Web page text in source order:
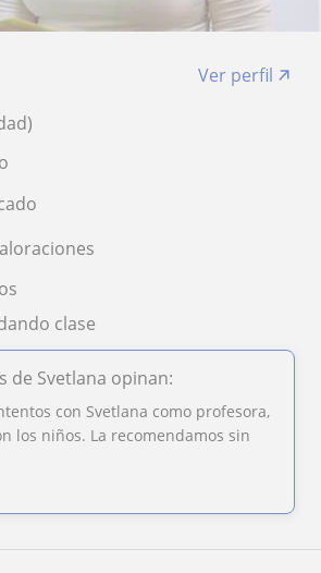
Ver perfil
clase
de Svetlana opinan:
con Svetlana como profesora,
los niños. La recomendamos sin